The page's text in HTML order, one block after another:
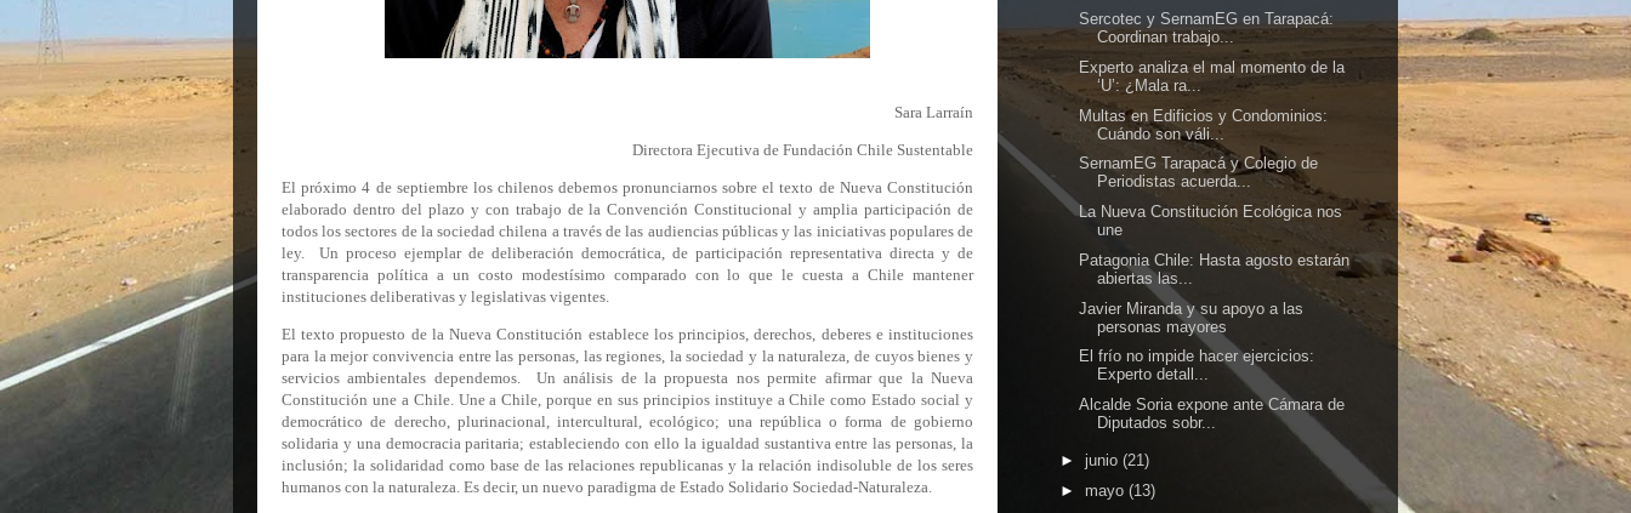
Sara Larraín
Directora Ejecutiva de Fundación Chile Sustentable
El próximo 4 de septiembre los chilenos debemos pronunciarnos sobre el texto de Nueva Constitución
elaborado dentro del plazo y con trabajo de la Convención Constitucional y amplia participación de
todos los sectores de la sociedad chilena a través de las audiencias públicas y las iniciativas populares de
ley.
Un proceso ejemplar de deliberación democrática, de participación representativa directa y de
transparencia política a un costo modestísimo comparado con lo que le cuesta a Chile mantener
instituciones deliberativas y legislativas vigentes.
El texto propuesto de la Nueva Constitución establece los principios, derechos, deberes e instituciones
para la mejor convivencia entre las personas, las regiones, la sociedad y la naturaleza, de cuyos bienes y
servicios ambientales dependemos.
Un análisis de la propuesta nos permite afirmar que la Nueva
Constitución une a Chile. Une a Chile, porque en sus principios instituye a Chile como Estado social y
democrático de derecho, plurinacional, intercultural, ecológico; una república o forma de gobierno
solidaria y una democracia paritaria; estableciendo con ello la igualdad sustantiva entre las personas, la
inclusión; la solidaridad como base de las relaciones republicanas y la relación indisoluble de los seres
humanos con la naturaleza. Es decir, un nuevo paradigma de Estado Solidario Sociedad-Naturaleza.
Sercotec y SernamEG en Tarapacá:
Coordinan trabajo...
Experto analiza el mal momento de la
‘U’: ¿Mala ra...
Multas en Edificios y Condominios:
Cuándo son váli...
SernamEG Tarapacá y Colegio de
Periodistas acuerda...
La Nueva Constitución Ecológica nos
une
Patagonia Chile: Hasta agosto estarán
abiertas las...
Javier Miranda y su apoyo a las
personas mayores
El frío no impide hacer ejercicios:
Experto detall...
Alcalde Soria expone ante Cámara de
Diputados sobr...
► junio (21)
► mayo (13)